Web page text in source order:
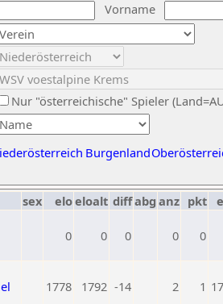
Vorname
Nur "österreichische" Spieler
Burgenland
sex eloeloalt diffabg anz pkt
0 0 0 0 0
1778 1792 -14 2 1